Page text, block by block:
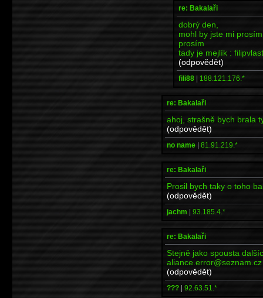
re: Bakalaři
dobrý den,
mohl by jste mi
prosím
tady je mejlík :
(odpovědět)
fili88 | 188.121.176.*
re: Bakalaři
ahoj, strašně bych brala
(odpovědět)
no name | 81.91.219.*
re: Bakalaři
Prosil bych taky o toho
(odpovědět)
jachm | 93.185.4.*
re: Bakalaři
Stejně jako spousta
(odpovědět)
??? | 92.63.51.*